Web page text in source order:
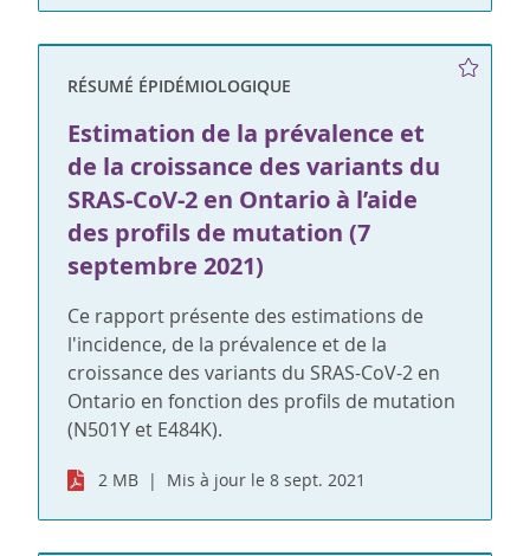
RÉSUMÉ ÉPIDÉMIOLOGIQUE
Estimation de la prévalence et
de la croissance des variants du
SRAS-CoV-2 en Ontario à l’aide
des profils de mutation (7
septembre 2021)
Ce rapport présente des estimations de
l'incidence, de la prévalence et de la
croissance des variants du SRAS-CoV-2 en
Ontario en fonction des profils de mutation
(N501Y et E484K).
2 MB Mis à jour le 8 sept. 2021